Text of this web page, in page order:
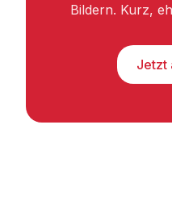
Bildern. Kurz,
Jetzt